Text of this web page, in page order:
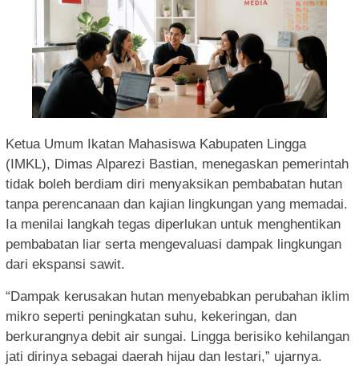
Ketua Umum Ikatan Mahasiswa Kabupaten Lingga
(IMKL), Dimas Alparezi Bastian, menegaskan pemerintah
tidak boleh berdiam diri menyaksikan pembabatan hutan
tanpa perencanaan dan kajian lingkungan yang memadai.
Ia menilai langkah tegas diperlukan untuk menghentikan
pembabatan liar serta mengevaluasi dampak lingkungan
dari ekspansi sawit.
“Dampak kerusakan hutan menyebabkan perubahan iklim
mikro seperti peningkatan suhu, kekeringan, dan
berkurangnya debit air sungai. Lingga berisiko kehilangan
jati dirinya sebagai daerah hijau dan lestari,” ujarnya.